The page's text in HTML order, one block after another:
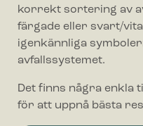
korrekt sortering av
färgade eller svart/
igenkännliga
avfallssystemet.
Det finns några enkla
för att uppnå bästa